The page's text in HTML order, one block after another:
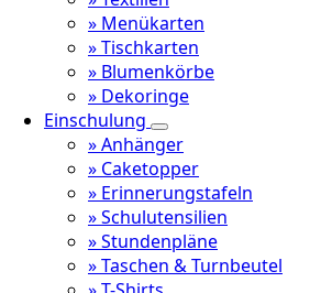
» Menükarten
» Tischkarten
» Blumenkörbe
» Dekoringe
Einschulung
» Anhänger
» Caketopper
» Erinnerungstafeln
» Schulutensilien
» Stundenpläne
» Taschen & Turnbeutel